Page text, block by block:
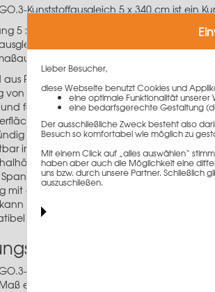
Kunststoffausgleich 5 x 340 cm ist ein
5 x 340 cm bildet er zusammen mit dem
bestehen aus Recycling-
auf der Baustelle.
aus Polyethylen (Recycling-Material)
von Zeit und Material für gute Schalzeiten
formstabil
durch Anschlagfeder
im Beton aufgrund der
verfügbar
mit den Standardverbindungsmitteln
der Kunststoffausgleich auch
mit allen gängigen Schalsystemen am
Kunststoffausgleich 5 x 340 cm
einstellen, dies spart nicht nur
Lieber Besucher,
diese Webseite benutzt Cookies und
eine optimale Funktionalität unserer
eine bedarfsgerechte Gestaltung
Der ausschließliche Zweck besteht also
Besuch so komfortabel wie möglich zu
Mit einem Click auf „alles auswählen“
haben aber auch die Möglichkeit eine
uns bzw. durch unsere Partner.
auszuschließen.